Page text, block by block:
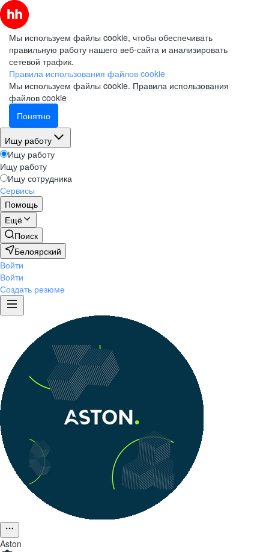
Мы используем файлы cookie, чтобы обеспечивать
правильную работу нашего веб-сайта и анализировать
сетевой трафик.
Правила использования файлов cookie
Мы используем файлы cookie. Правила использования
файлов cookie
Понятно
Ищу работу
Ищу работу
Ищу работу
Ищу сотрудника
Сервисы
Помощь
Ещё
Поиск
Белоярский
Войти
Войти
Создать резюме
Aston